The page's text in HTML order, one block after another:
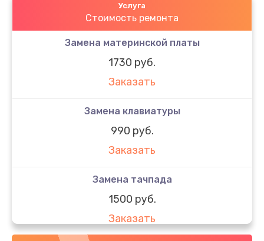
Услуга
Стоимость ремонта
Замена материнской платы
1730 руб.
Заказать
Замена клавиатуры
990 руб.
Заказать
Замена тачпада
1500 руб.
Заказать